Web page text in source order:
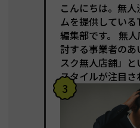
こんにちは。無
ムを提供している
編集部です。 無
討する事業者のあ
スク無人店舗」
スタイルが注目さ
3